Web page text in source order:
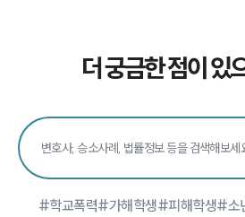
전체
구성원 소
더 궁금한 점이 있
#학교폭력#가해학생#피해학생#소